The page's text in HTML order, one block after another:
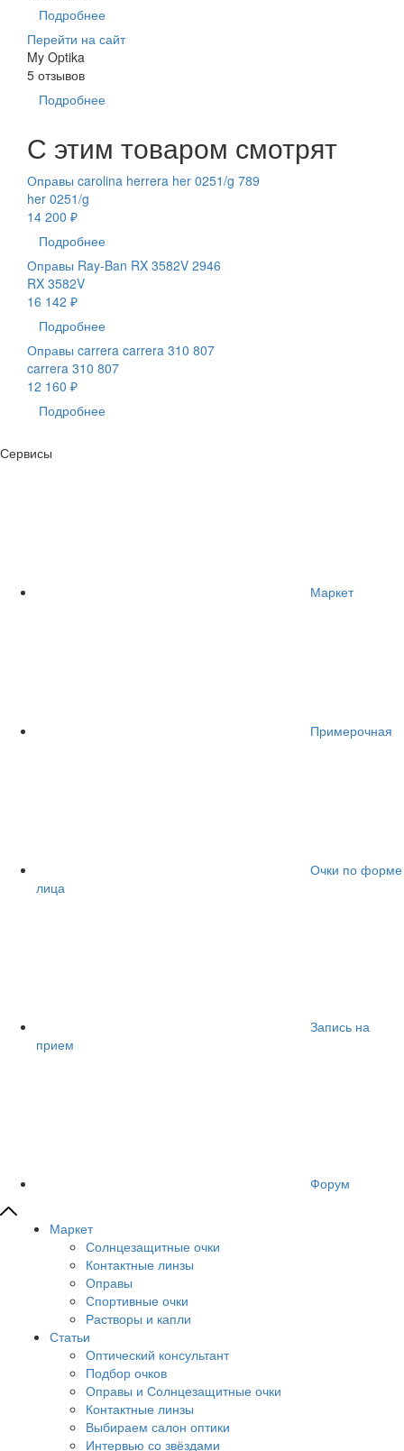
Подробнее
Перейти на сайт
My Optika
5 отзывов
Подробнее
С этим товаром смотрят
Оправы carolina herrera her 0251/g 789
her 0251/g
14 200 ₽
Подробнее
Оправы Ray-Ban RX 3582V 2946
RX 3582V
16 142 ₽
Подробнее
Оправы carrera carrera 310 807
carrera 310 807
12 160 ₽
Подробнее
Сервисы
Маркет
Примерочная
Очки по форме
лица
Запись на
прием
Форум
Маркет
Солнцезащитные очки
Контактные линзы
Оправы
Спортивные очки
Растворы и капли
Статьи
Оптический консультант
Подбор очков
Оправы и Солнцезащитные очки
Контактные линзы
Выбираем салон оптики
Интервью со звёздами